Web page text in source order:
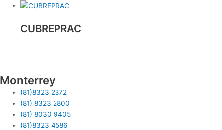
CUBREPRAC
Monterrey
(81)8323 2872
(81) 8323 2800
(81) 8030 9405
(81)8323 4586